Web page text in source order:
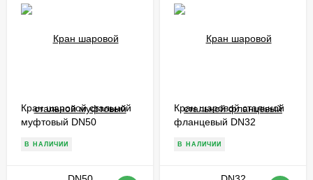
Кран шаровой стальной
муфтовый DN50
В НАЛИЧИИ
Кран шаровой стальной
фланцевый DN32
В НАЛИЧИИ